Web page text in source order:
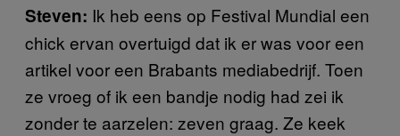
Steven: Ik heb eens op Festival Mundial een
chick ervan overtuigd dat ik er was voor een
artikel voor een Brabants mediabedrijf. Toen
ze vroeg of ik een bandje nodig had zei ik
zonder te aarzelen: zeven graag. Ze keek